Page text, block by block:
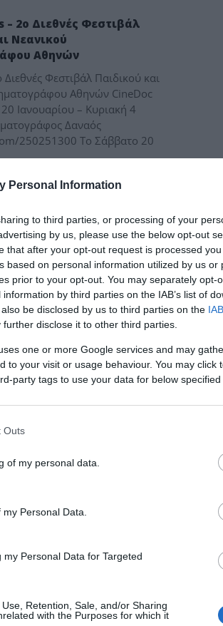
Personal Information
to third parties, or processing of your
by us, please use the below opt-out
that after your opt-out request is processed
based on personal information utilized by us or
prior to your opt-out. You may separately opt-
by third parties on the IAB’s list of
be disclosed by us to third parties on the
further disclose it to other third parties.
one or more Google services and may
to your visit or usage behaviour. You may click
party tags to use your data for below
Outs
of my personal data.
Personal Data.
Personal Data for Targeted
Retention, Sale, and/or Sharing
with the Purposes for which it
– 2ο Διεθνές Φεστιβάλ
Νεανικού
Αθηνών
Διεθνές Φεστιβάλ Παιδικού και
Αθηνών CineDoc
Ιανουαρίου – Kυριακή 4
Δαναός
250251300 Το Σάββατο 20
βρίσκεται σε